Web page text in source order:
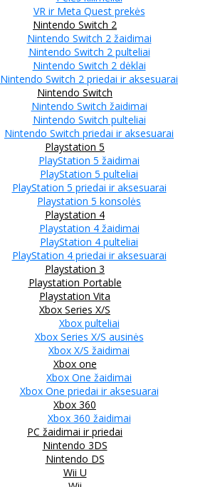
VR ir Meta Quest prekės
Nintendo Switch 2
Nintendo Switch 2 žaidimai
Nintendo Switch 2 pulteliai
Nintendo Switch 2 dėklai
Nintendo Switch 2 priedai ir aksesuarai
Nintendo Switch
Nintendo Switch žaidimai
Nintendo Switch pulteliai
Nintendo Switch priedai ir aksesuarai
Playstation 5
PlayStation 5 žaidimai
PlayStation 5 pulteliai
PlayStation 5 priedai ir aksesuarai
Playstation 5 konsolės
Playstation 4
Playstation 4 žaidimai
PlayStation 4 pulteliai
PlayStation 4 priedai ir aksesuarai
Playstation 3
Playstation Portable
Playstation Vita
Xbox Series X/S
Xbox pulteliai
Xbox Series X/S ausinės
Xbox X/S žaidimai
Xbox one
Xbox One žaidimai
Xbox One priedai ir aksesuarai
Xbox 360
Xbox 360 žaidimai
PC žaidimai ir priedai
Nintendo 3DS
Nintendo DS
Wii U